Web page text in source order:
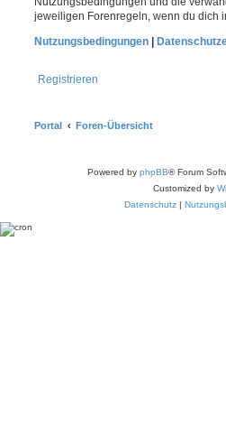
jeweiligen Forenregeln, wenn du dich
Nutzungsbedingungen |
Registrieren
Portal Foren-Übersicht
Powered by phpBB® Forum
Customized by
Datenschutz|